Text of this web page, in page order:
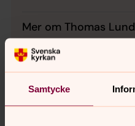
Samtycke
Mer om Thomas
Råssnäskyrkan